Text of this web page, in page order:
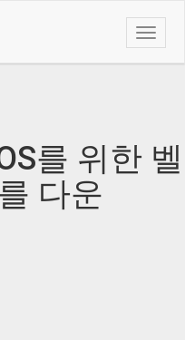
Toggle
를 위한 벨
다운